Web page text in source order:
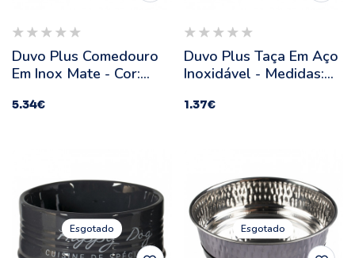
Duvo Plus Comedouro
Em Inox Mate - Cor:
Ø 15,8 Cm
5.34€
Duvo Plus Taça Em Aço
Inoxidável - Medidas:
1.37€
Esgotado Esgotado